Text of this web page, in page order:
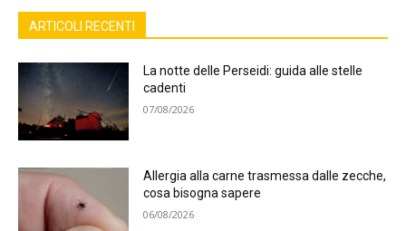
ARTICOLI RECENTI
La notte delle Perseidi: guida alle stelle
cadenti
07/08/2026
Allergia alla carne trasmessa dalle zecche,
cosa bisogna sapere
06/08/2026